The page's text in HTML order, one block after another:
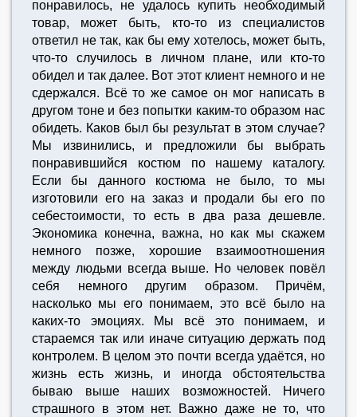
понравилось, не удалось купить необходимый
товар, может быть, кто-то из специалистов
ответил не так, как бы ему хотелось, может быть,
что-то случилось в личном плане, или кто-то
обидел и так далее. Вот этот клиент немного и не
сдержался. Всё то же самое он мог написать в
другом тоне и без попытки каким-то образом нас
обидеть. Каков был бы результат в этом случае?
Мы извинились, и предложили бы выбрать
понравившийся костюм по нашему каталогу.
Если бы данного костюма не было, то мы
изготовили его на заказ и продали бы его по
себестоимости, то есть в два раза дешевле.
Экономика конечна, важна, но как мы скажем
немного позже, хорошие взаимоотношения
между людьми всегда выше. Но человек повёл
себя немного другим образом. Причём,
насколько мы его понимаем, это всё было на
каких-то эмоциях. Мы всё это понимаем, и
стараемся так или иначе ситуацию держать под
контролем. В целом это почти всегда удаётся, но
жизнь есть жизнь, и иногда обстоятельства
бываю выше наших возможностей. Ничего
страшного в этом нет. Важно даже не то, что